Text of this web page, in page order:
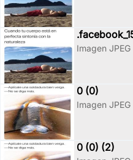
Imagen JPEG
0 (0)
Imagen JPEG
0 (0) (2)